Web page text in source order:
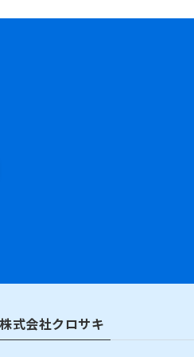
株式会社クロサキ